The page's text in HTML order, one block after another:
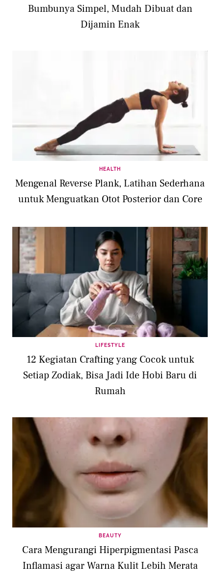
Bumbunya Simpel, Mudah Dibuat dan
Dijamin Enak
HEALTH
Mengenal Reverse Plank, Latihan Sederhana
untuk Menguatkan Otot Posterior dan Core
LIFESTYLE
12 Kegiatan Crafting yang Cocok untuk
Setiap Zodiak, Bisa Jadi Ide Hobi Baru di
Rumah
BEAUTY
Cara Mengurangi Hiperpigmentasi Pasca
Inflamasi agar Warna Kulit Lebih Merata